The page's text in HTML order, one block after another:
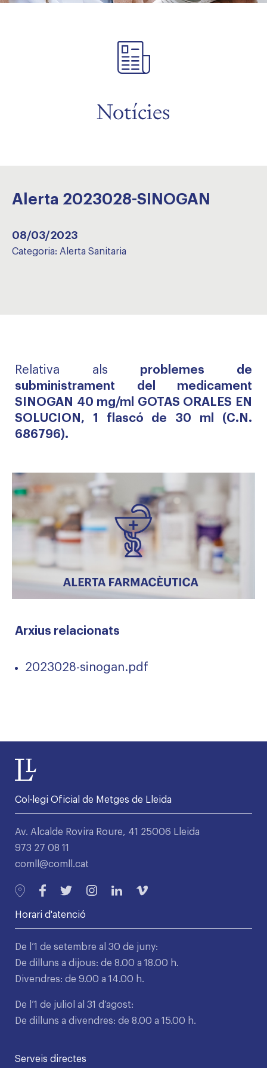
Notícies
Alerta 2023028-SINOGAN
08/03/2023
Categoria: Alerta Sanitaria
Arxius relacionats
2023028-sinogan.pdf
Relativa als problemes de
subministrament del medicament
SINOGAN 40 mg/ml GOTAS ORALES EN
SOLUCION, 1 flascó de 30 ml (C.N.
686796).
Col·legi Oficial de Metges de Lleida
Av. Alcalde Rovira Roure, 41 25006 Lleida
973 27 08 11
comll@comll.cat
Horari d'atenció
De l’1 de setembre al 30 de juny:
De dilluns a dijous: de 8.00 a 18.00 h.
Divendres: de 9.00 a 14.00 h.
De l’1 de juliol al 31 d’agost:
De dilluns a divendres: de 8.00 a 15.00 h.
Serveis directes